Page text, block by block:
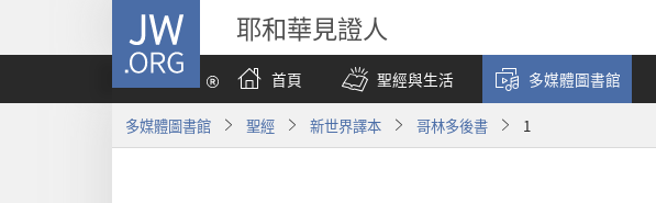
JW.ORG 耶和華見證人
首頁
聖經與生活 多媒體圖書館
多媒體圖書館 聖經 新世界譯本 哥林多後書 1